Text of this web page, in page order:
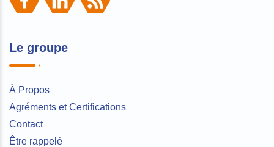
Le groupe
À Propos
Agréments et Certifications
Contact
Être rappelé